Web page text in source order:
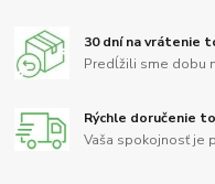
30 dní na vrátenie
Predĺžili sme dobu
Rýchle doručenie
Vaša spokojnosť je